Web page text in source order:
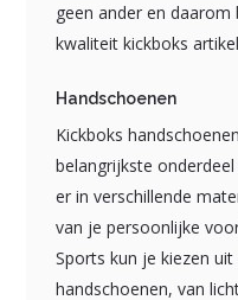
geen ander en daarom
kwaliteit kickboks
Handschoenen
Kickboks
belangrijkste
er in verschillende
van je persoonlijke
Sports kun je kiezen
handschoenen, van